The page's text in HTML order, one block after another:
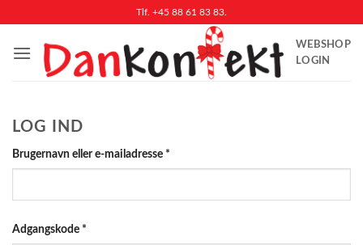
indhold
Tlf. +45 88 61 83 83.
WEBSHOP
LOGIN
LOG IND
Brugernavn eller e-mailadresse *
Adgangskode *